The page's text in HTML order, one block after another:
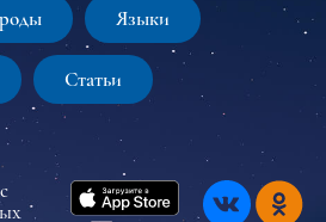
Языки
Статьи